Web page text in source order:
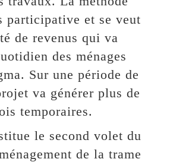
participative et se veut
de revenus qui va
des ménages
Sur une période de
va générer plus de
temporaires.
le second volet du
de la trame